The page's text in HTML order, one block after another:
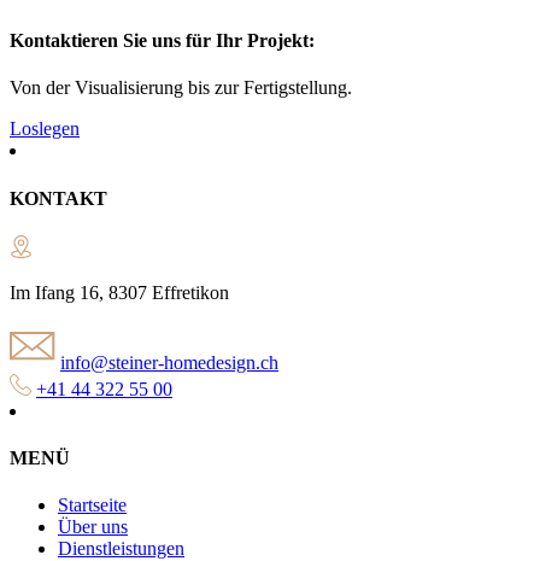
Kontaktieren Sie uns für Ihr Projekt:
Von der Visualisierung bis zur Fertigstellung.
Loslegen
KONTAKT
Im Ifang 16, 8307 Effretikon
info@steiner-homedesign.ch
+41 44 322 55 00
MENÜ
Startseite
Über uns
Dienstleistungen